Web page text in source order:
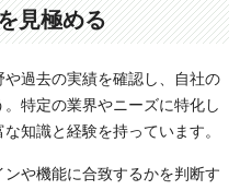
見極める
過去の実績を確認し、自社の
特定の業界やニーズに特化し
知識と経験を持っています。
や機能に合致するかを判断す